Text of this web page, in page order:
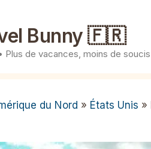
Bunny 🇫🇷
Plus de vacances, moins de soucis
du Nord » États Unis »